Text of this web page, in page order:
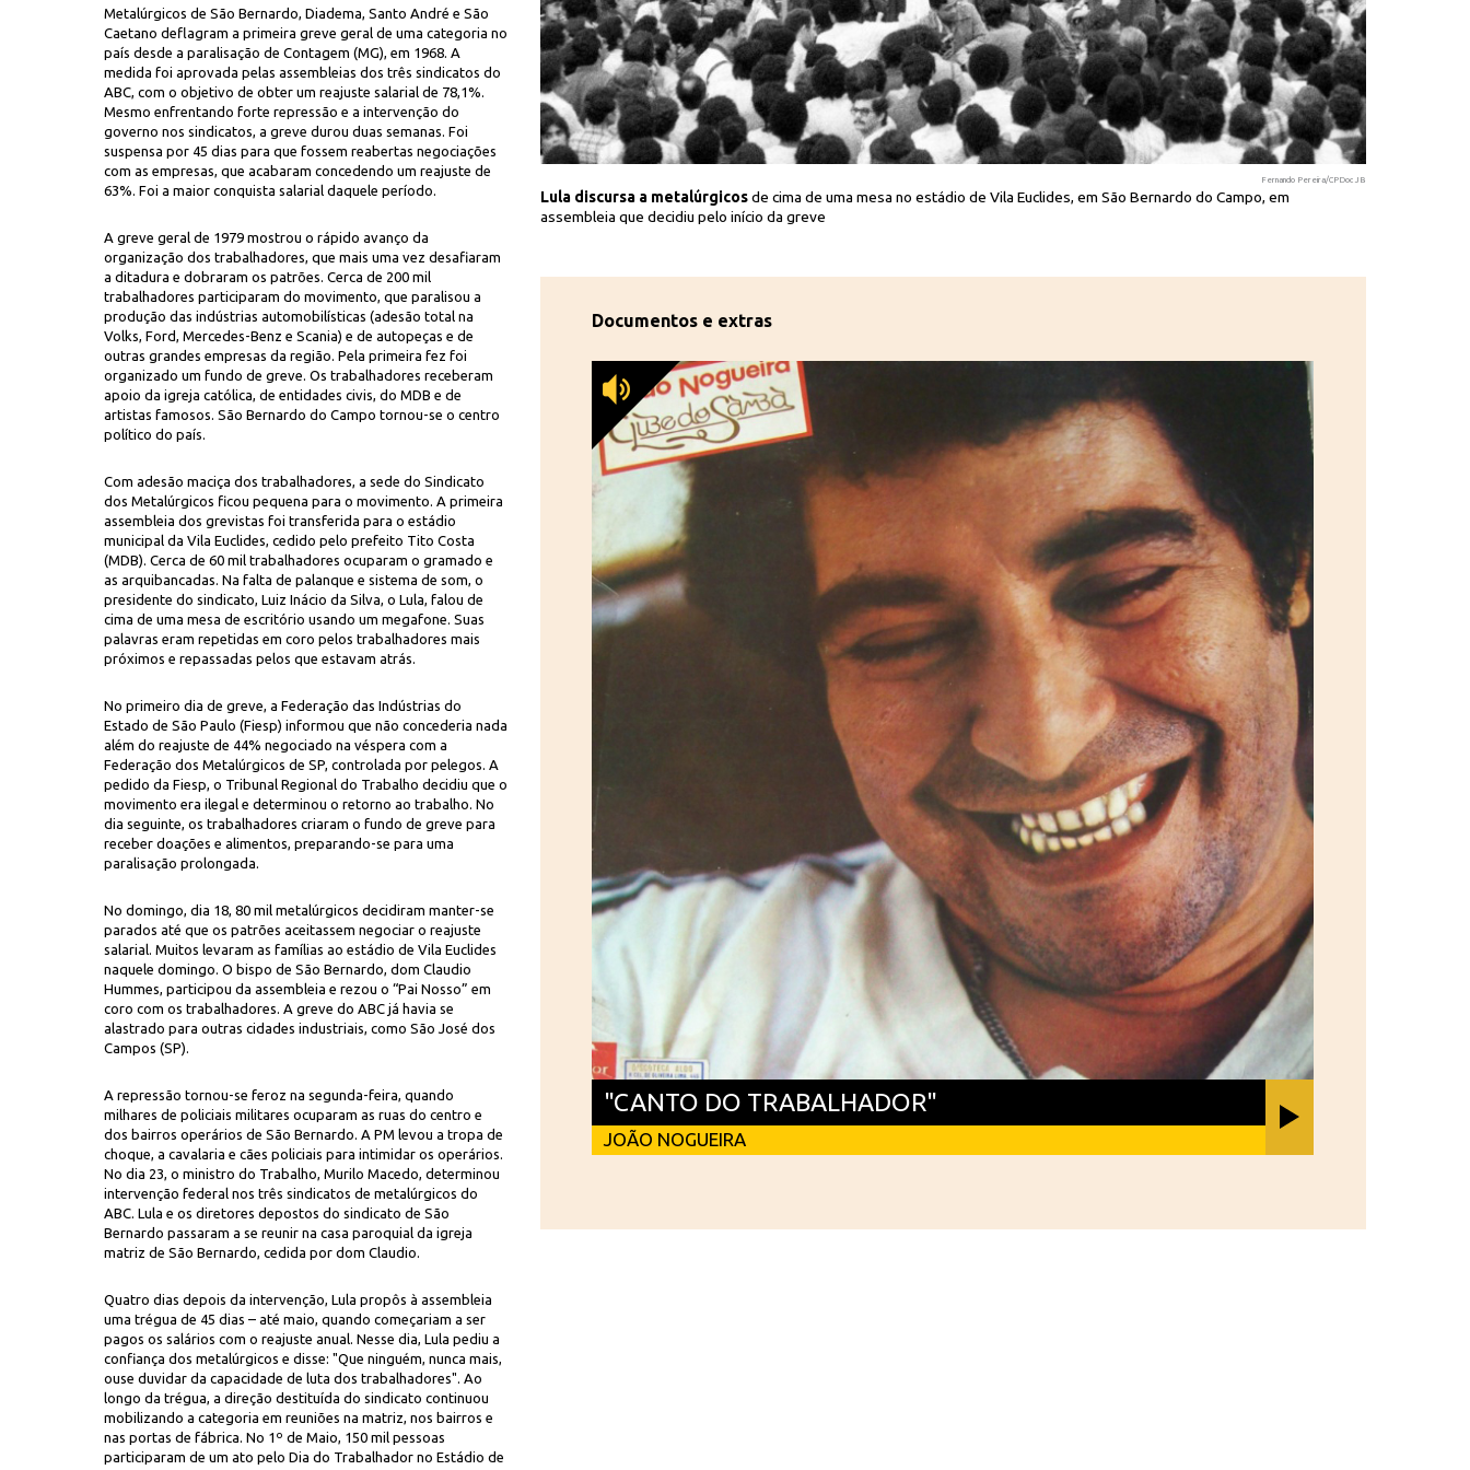
Metalúrgicos de São Bernardo, Diadema, Santo André e São
Caetano deflagram a primeira greve geral de uma categoria no
país desde a paralisação de Contagem (MG), em 1968. A
medida foi aprovada pelas assembleias dos três sindicatos do
ABC, com o objetivo de obter um reajuste salarial de 78,1%.
Mesmo enfrentando forte repressão e a intervenção do
governo nos sindicatos, a greve durou duas semanas. Foi
suspensa por 45 dias para que fossem reabertas negociações
com as empresas, que acabaram concedendo um reajuste de
63%. Foi a maior conquista salarial daquele período.
A greve geral de 1979 mostrou o rápido avanço da
organização dos trabalhadores, que mais uma vez desafiaram
a ditadura e dobraram os patrões. Cerca de 200 mil
trabalhadores participaram do movimento, que paralisou a
produção das indústrias automobilísticas (adesão total na
Volks, Ford, Mercedes-Benz e Scania) e de autopeças e de
outras grandes empresas da região. Pela primeira fez foi
organizado um fundo de greve. Os trabalhadores receberam
apoio da igreja católica, de entidades civis, do MDB e de
artistas famosos. São Bernardo do Campo tornou-se o centro
político do país.
Com adesão maciça dos trabalhadores, a sede do Sindicato
dos Metalúrgicos ficou pequena para o movimento. A primeira
assembleia dos grevistas foi transferida para o estádio
municipal da Vila Euclides, cedido pelo prefeito Tito Costa
(MDB). Cerca de 60 mil trabalhadores ocuparam o gramado e
as arquibancadas. Na falta de palanque e sistema de som, o
presidente do sindicato, Luiz Inácio da Silva, o Lula, falou de
cima de uma mesa de escritório usando um megafone. Suas
palavras eram repetidas em coro pelos trabalhadores mais
próximos e repassadas pelos que estavam atrás.
No primeiro dia de greve, a Federação das Indústrias do
Estado de São Paulo (Fiesp) informou que não concederia nada
além do reajuste de 44% negociado na véspera com a
Federação dos Metalúrgicos de SP, controlada por pelegos. A
pedido da Fiesp, o Tribunal Regional do Trabalho decidiu que o
movimento era ilegal e determinou o retorno ao trabalho. No
dia seguinte, os trabalhadores criaram o fundo de greve para
receber doações e alimentos, preparando-se para uma
paralisação prolongada.
No domingo, dia 18, 80 mil metalúrgicos decidiram manter-se
parados até que os patrões aceitassem negociar o reajuste
salarial. Muitos levaram as famílias ao estádio de Vila Euclides
naquele domingo. O bispo de São Bernardo, dom Claudio
Hummes, participou da assembleia e rezou o “Pai Nosso” em
coro com os trabalhadores. A greve do ABC já havia se
alastrado para outras cidades industriais, como São José dos
Campos (SP).
A repressão tornou-se feroz na segunda-feira, quando
milhares de policiais militares ocuparam as ruas do centro e
dos bairros operários de São Bernardo. A PM levou a tropa de
choque, a cavalaria e cães policiais para intimidar os operários.
No dia 23, o ministro do Trabalho, Murilo Macedo, determinou
intervenção federal nos três sindicatos de metalúrgicos do
ABC. Lula e os diretores depostos do sindicato de São
Bernardo passaram a se reunir na casa paroquial da igreja
matriz de São Bernardo, cedida por dom Claudio.
Quatro dias depois da intervenção, Lula propôs à assembleia
uma trégua de 45 dias – até maio, quando começariam a ser
pagos os salários com o reajuste anual. Nesse dia, Lula pediu a
confiança dos metalúrgicos e disse: "Que ninguém, nunca mais,
ouse duvidar da capacidade de luta dos trabalhadores". Ao
longo da trégua, a direção destituída do sindicato continuou
mobilizando a categoria em reuniões na matriz, nos bairros e
nas portas de fábrica. No 1º de Maio, 150 mil pessoas
participaram de um ato pelo Dia do Trabalhador no Estádio de
de 13 de maio que aprovou a proposta de reajuste de 63% Lula discursa a metalúrgicosde cima de uma mesa no estádio de Vila Euclides, em São Bernardo do Campo, em
assembleia que decidiu pelo início da greve
Fernando Pereira/CPDoc JB
Documentos e extras
"CANTO DO TRABALHADOR"
JOÃO NOGUEIRA